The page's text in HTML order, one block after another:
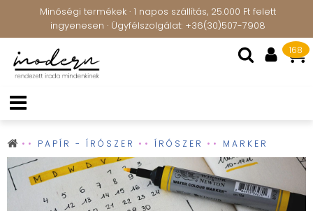
Minőségi termékek · 1 napos szállítás, 25.000 Ft felett
ingyenesen · Ügyfélszolgálat: +36(30)507-7908
168
PAPÍR - ÍRÓSZER ÍRÓSZER MARKER